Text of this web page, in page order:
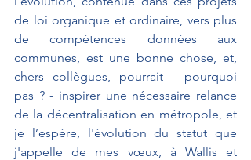
de loi organique et ordinaire, vers plus
de compétences données aux
communes, est une bonne chose, et,
chers collègues, pourrait - pourquoi
pas ? - inspirer une nécessaire relance
de la décentralisation en métropole, et
je l’espère, l'évolution du statut que
j'appelle de mes vœux, à Wallis et